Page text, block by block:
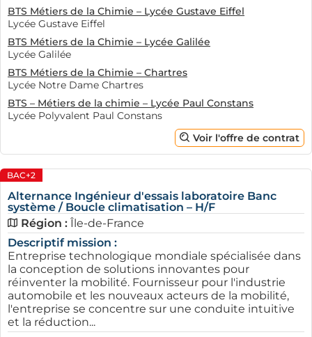
Les types de postes offerts en
alternance dans le Val de Marne
Les entreprises qui recrutent en alternance à Créteil
proposent une large gamme de postes. Les alternants
peuvent se voir offrir des rôles diversifiés dans des
domaines administratif, commercial, technique ou
créatif. Dans le secteur administratif, par exemple, les
jeunes peuvent intégrer des équipes pour gérer la
poste leur permettra d'acquérir des compétences
essentielles pour leur futur métier.
BTS Métiers de la Chimie – Lycée Gustave Eiffel
Lycée Gustave Eiffel
BTS Métiers de la Chimie – Lycée Galilée
Lycée Galilée
BTS Métiers de la Chimie – Chartres
Lycée Notre Dame Chartres
BTS – Métiers de la chimie – Lycée Paul Constans
Lycée Polyvalent Paul Constans
Voir l'offre de contrat
BAC+2
Alternance Ingénieur d'essais laboratoire Banc
système / Boucle climatisation – H/F
Région : Île-de-France
Descriptif mission :
Entreprise technologique mondiale spécialisée dans
la conception de solutions innovantes pour
réinventer la mobilité. Fournisseur pour l'industrie
automobile et les nouveaux acteurs de la mobilité,
l'entreprise se concentre sur une conduite intuitive
et la réduction...